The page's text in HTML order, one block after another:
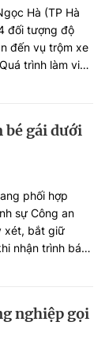
Hà (TP Hà
đối tượng độ
đến vụ trộm xe
trình làm việc
bé gái dưới
phối hợp
sự Công an
xét, bắt giữ
nhận trình báo
nghiệp gọi